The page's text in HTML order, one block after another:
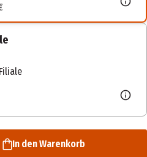
In den Warenkorb